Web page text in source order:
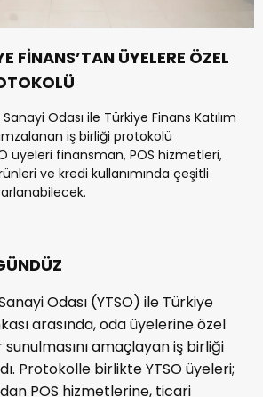
FİNANS’TAN ÜYELERE ÖZEL
Odası ile Türkiye Finans Katılım
iş birliği protokolü
üyeleri finansman, POS hizmetleri,
ve kredi kullanımında çeşitli
Odası (YTSO) ile Türkiye
arasında, oda üyelerine özel
amaçlayan iş birliği
Protokolle birlikte YTSO üyeleri;
POS hizmetlerine, ticari